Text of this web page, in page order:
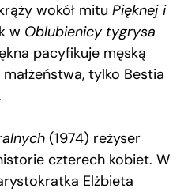
wokół mitu Pięknej i
w Oblubienicy tygrysa
pacyfikuje męską
tylko Bestia
(1974) reżyser
czterech kobiet. W
Elżbieta